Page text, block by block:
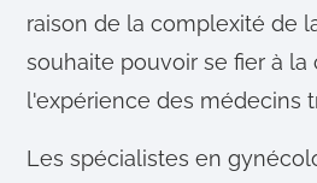
raison de la complexité de
souhaite pouvoir se fier à
l'expérience des médecins
Les spécialistes en